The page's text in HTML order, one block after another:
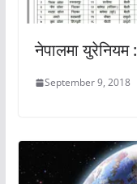
नेपालमा
September 9, 2018